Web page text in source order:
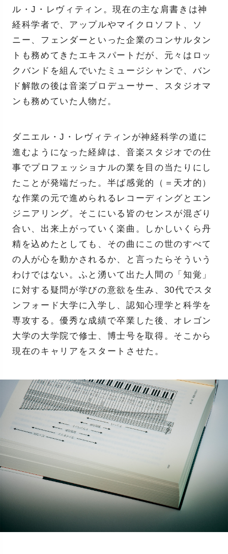
ル・J・レヴィティン。現在の主な肩書きは神
経科学者で、アップルやマイクロソフト、ソ
ニー、フェンダーといった企業のコンサルタン
トも務めてきたエキスパートだが、元々はロッ
クバンドを組んでいたミュージシャンで、バン
ド解散の後は音楽プロデューサー、スタジオマ
ンも務めていた人物だ。
ダニエル・J・レヴィティンが神経科学の道に
進むようになった経緯は、音楽スタジオでの仕
事でプロフェッショナルの業を目の当たりにし
たことが発端だった。半ば感覚的（＝天才的）
な作業の元で進められるレコーディングとエン
ジニアリング。そこにいる皆のセンスが混ざり
合い、出来上がっていく楽曲。しかしいくら丹
精を込めたとしても、その曲にこの世のすべて
の人が心を動かされるか、と言ったらそういう
わけではない。ふと湧いて出た人間の「知覚」
に対する疑問が学びの意欲を生み、30代でスタ
ンフォード大学に入学し、認知心理学と科学を
専攻する。優秀な成績で卒業した後、オレゴン
大学の大学院で修士、博士号を取得。そこから
現在のキャリアをスタートさせた。